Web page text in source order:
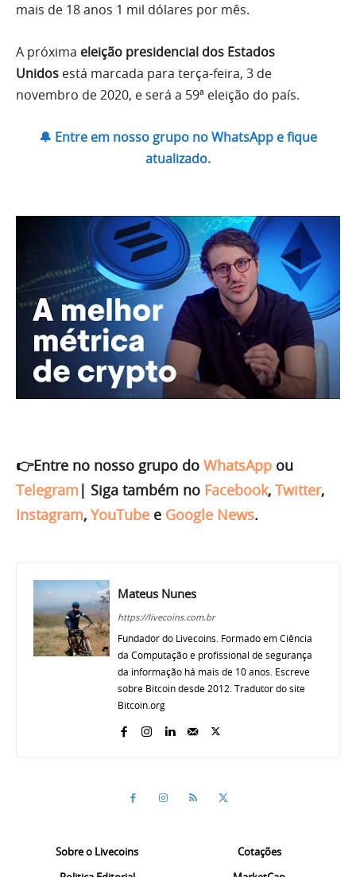
mais de 18 anos 1 mil dólares por mês.
A próxima eleição presidencial dos Estados
Unidos está marcada para terça-feira, 3 de
novembro de 2020, e será a 59ª eleição do país.
🔔 Entre em nosso grupo no WhatsApp e fique
atualizado.
👉Entre no nosso grupo do WhatsApp ou
Telegram | Siga também no Facebook, Twitter,
Instagram, YouTube e Google News.
Mateus Nunes
https://livecoins.com.br
Fundador do Livecoins. Formado em Ciência
da Computação e profissional de segurança
da informação há mais de 10 anos. Escreve
sobre Bitcoin desde 2012. Tradutor do site
Bitcoin.org
Sobre o Livecoins
Cotações